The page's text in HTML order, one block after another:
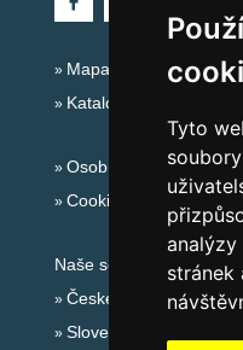
Tyto
stránek
Mapa serveru Alpy -
Katalog ubytování
Osobní údaje
Cookies
Naše servery:
České hory
Slovenské hory